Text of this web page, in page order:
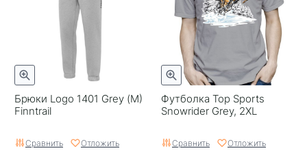
Брюки Logo 1401 Grey (M)
Finntrail
Сравнить Отложить
Футболка Top Sports
Snowrider Grey, 2XL
Сравнить Отложить